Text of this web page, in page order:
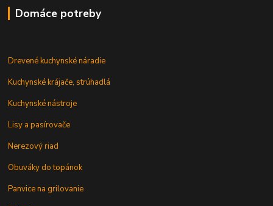
Domáce potreby
Drevené kuchynské náradie
Kuchynské krájače, strúhadlá
Kuchynské nástroje
Lisy a pasírovače
Nerezový riad
Obuváky do topánok
Panvice na grilovanie